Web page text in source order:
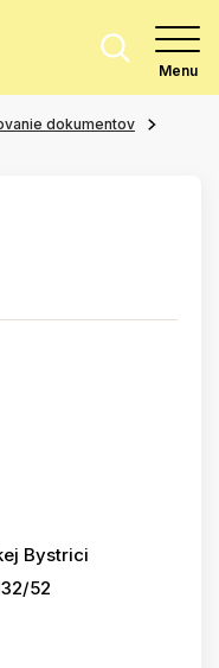
Menu
dokumentov
Bystrici
52